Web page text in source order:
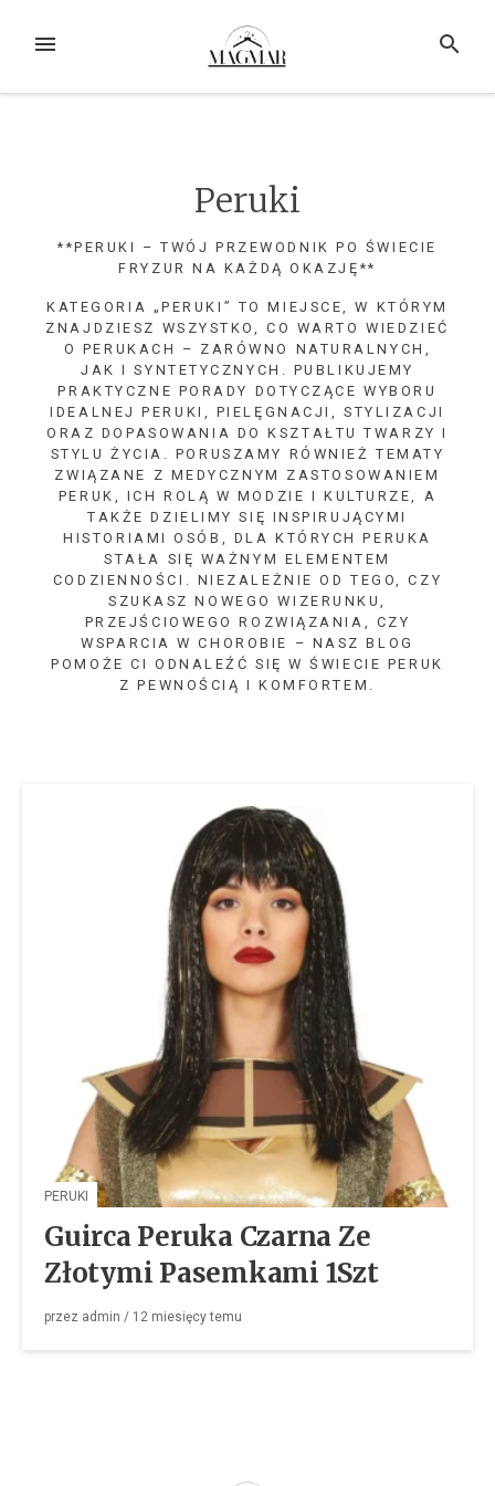
MENU SZUKAJ
Peruki
**PERUKI – TWÓJ PRZEWODNIK PO ŚWIECIE
FRYZUR NA KAŻDĄ OKAZJĘ**
KATEGORIA „PERUKI” TO MIEJSCE, W KTÓRYM
ZNAJDZIESZ WSZYSTKO, CO WARTO WIEDZIEĆ
O PERUKACH – ZARÓWNO NATURALNYCH,
JAK I SYNTETYCZNYCH. PUBLIKUJEMY
PRAKTYCZNE PORADY DOTYCZĄCE WYBORU
IDEALNEJ PERUKI, PIELĘGNACJI, STYLIZACJI
ORAZ DOPASOWANIA DO KSZTAŁTU TWARZY I
STYLU ŻYCIA. PORUSZAMY RÓWNIEŻ TEMATY
ZWIĄZANE Z MEDYCZNYM ZASTOSOWANIEM
PERUK, ICH ROLĄ W MODZIE I KULTURZE, A
TAKŻE DZIELIMY SIĘ INSPIRUJĄCYMI
HISTORIAMI OSÓB, DLA KTÓRYCH PERUKA
STAŁA SIĘ WAŻNYM ELEMENTEM
CODZIENNOŚCI. NIEZALEŻNIE OD TEGO, CZY
SZUKASZ NOWEGO WIZERUNKU,
PRZEJŚCIOWEGO ROZWIĄZANIA, CZY
WSPARCIA W CHOROBIE – NASZ BLOG
POMOŻE CI ODNALEŹĆ SIĘ W ŚWIECIE PERUK
Z PEWNOŚCIĄ I KOMFORTEM.
PERUKI
Guirca Peruka Czarna Ze
Złotymi Pasemkami 1Szt
przez admin / 12 miesięcytemu